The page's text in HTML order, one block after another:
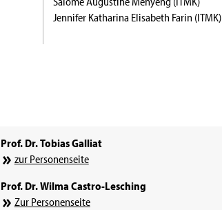
Jennifer Katharina Elisabeth Farin (ITMK)
Prof. Dr. Tobias Galliat
zur Personenseite
Prof. Dr. Wilma Castro-Lesching
Zur Personenseite